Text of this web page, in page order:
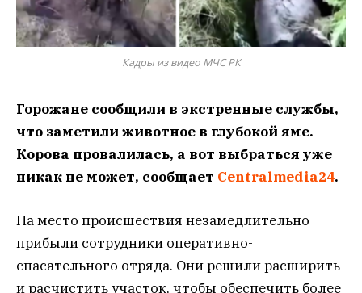
Кадры из видео МЧС РК
Горожане сообщили в экстренные службы,
что заметили животное в глубокой яме.
Корова провалилась, а вот выбраться уже
никак не может, сообщает Centralmedia24.
На место происшествия незамедлительно
прибыли сотрудники оперативно-
спасательного отряда. Они решили расширить
и расчистить участок, чтобы обеспечить более